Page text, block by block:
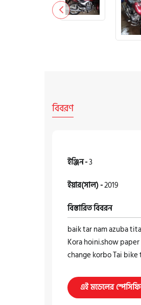
বিবরণ
ইঞ্জিন -3
ইয়ার(সাল) -2019
বিস্তারিত বিবরন
baik tar nam azuba
Kora hoini.show
change korbo Tai bike
এই মডেলের